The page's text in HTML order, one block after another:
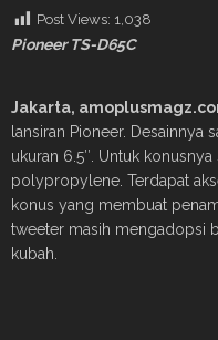
Post Views: 1,038
Pioneer TS-D65C
Jakarta,
lansiran Pioneer. Desainnya
ukuran 6.5″. Untuk
polypropylene. Terdapat
konus yang membuat
tweeter masih mengadopsi
kubah.